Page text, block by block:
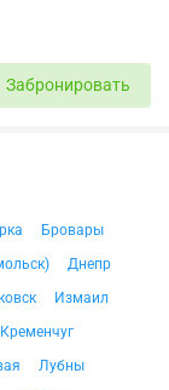
Забронировать
Бровары
Днепр
Измаил
Кременчуг
Лубны